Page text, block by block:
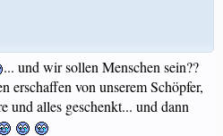
... und wir sollen Menschen sein??
erschaffen von unserem Schöpfer,
und alles geschenkt... und dann